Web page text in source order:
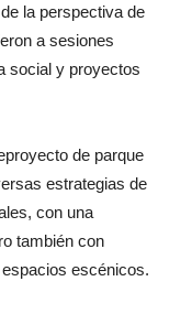
la perspectiva de
a sesiones
social y proyectos
de parque
estrategias de
con una
también con
escénicos.